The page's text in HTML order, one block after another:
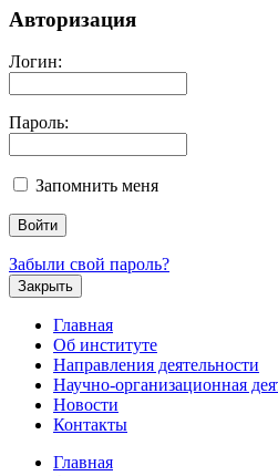
Авторизация
Логин:
Пароль:
Запомнить меня
Забыли свой пароль?
Закрыть
Главная
Об институте
Направления деятельности
Научно-организационная
Новости
Контакты
Главная